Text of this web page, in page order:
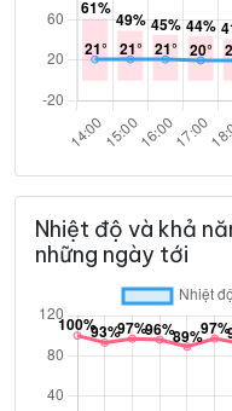
Nhiệt độ và khả
những ngày tới